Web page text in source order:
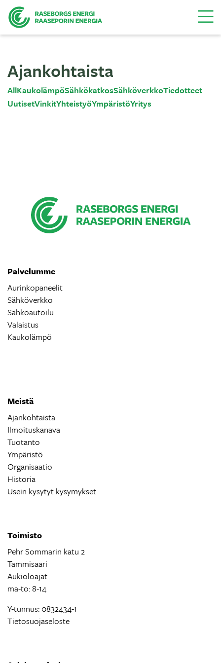
Ajankohtaista
AllKaukolämpöSähkökatkosSähköverkkoTiedotteet
UutisetVinkitYhteistyöYmpäristöYritys
Palvelumme
Aurinkopaneelit
Sähköverkko
Sähköautoilu
Valaistus
Kaukolämpö
Meistä
Ajankohtaista
Ilmoituskanava
Tuotanto
Ympäristö
Organisaatio
Historia
Usein kysytyt kysymykset
Toimisto
Pehr Sommarin katu 2
Tammisaari
Aukioloajat
ma-to: 8-14
Y-tunnus: 0832434-1
Tietosuojaseloste